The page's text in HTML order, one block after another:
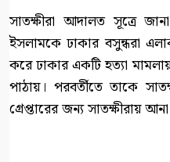
সাতক্ষীরা আদালত সূত্রে
ইসলামকে ঢাকার বসুন্ধরা
করে ঢাকার একটি হত্যা
পাঠায়। পরবর্তীতে তাকে
গ্রেপ্তারের জন্য সাতক্ষীরায়